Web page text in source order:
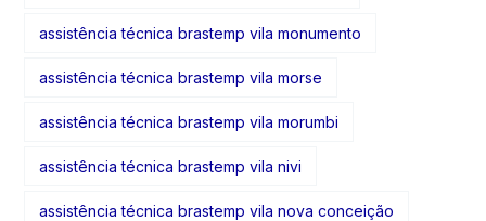
assistência técnica brastemp vila monumento
assistência técnica brastemp vila morse
assistência técnica brastemp vila morumbi
assistência técnica brastemp vila nivi
assistência técnica brastemp vila nova conceição